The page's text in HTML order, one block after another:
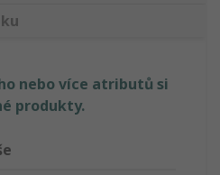
nebo více atributů si
produkty.